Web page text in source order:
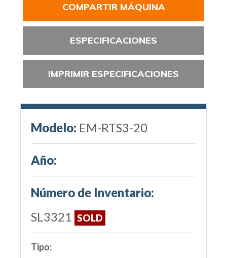
COMPARTIR MÁQUINA
ESPECIFICACIONES
IMPRIMIR ESPECIFICACIONES
Modelo: EM-RTS3-20
Año:
Número de Inventario:
SL3321 SOLD
Tipo: